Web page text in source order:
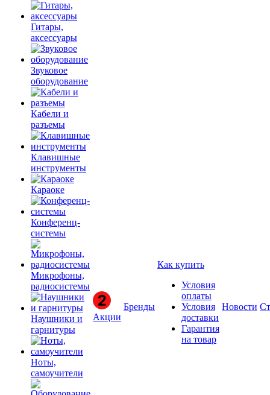
Гитары,
аксессуары
Звуковое
оборудование
Кабели и
разъемы
Клавишные
инструменты
Караоке
Конференц-
системы
Микрофоны,
радиосистемы
Наушники и
гарнитуры
Ноты,
самоучители
Акции
Бренды
Как купить
Условия
оплаты
Условия
доставки
Гарантия
на товар
Новости